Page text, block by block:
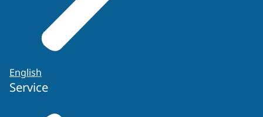
English
Service